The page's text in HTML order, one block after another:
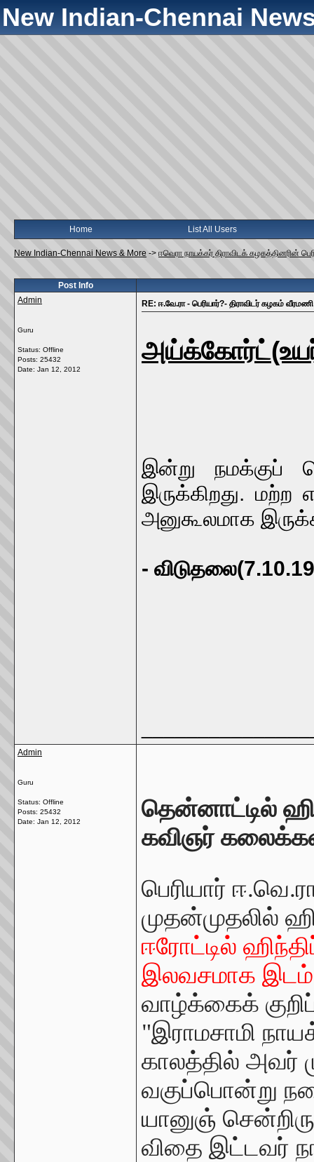
New Indian-Chennai
Home List All Users
New Indian-Chennai News & More -> ஈவெரா நாயக்கர் திராவிடக் கழகத்தினரின்
Post Info
Admin
Guru
Status: Offline
Posts: 25432
Date: Jan 12, 2012
RE: ஈ.வே.ரா - பெரியார்?- திராவிடர் கழகம் வீரமணி
இன்று நமக்குப்
இருக்கிறது. மற்ற
அனுகூலமாக
-
Admin
Guru
Status: Offline
Posts: 25432
Date: Jan 12, 2012
தென்னாட்டில்
கவிஞர்
பெரியார்
முதன்முதலில்
ஈரோட்டில்
இலவசமாக
வாழ்க்கைக்
"இராமசாமி
காலத்தில் அவர்
வகுப்பொன்று
யானுஞ்
விதை இட்டவர்